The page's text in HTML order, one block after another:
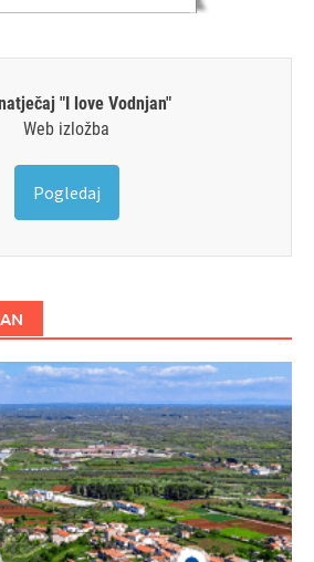
"I love Vodnjan"
Web izložba
Pogledaj